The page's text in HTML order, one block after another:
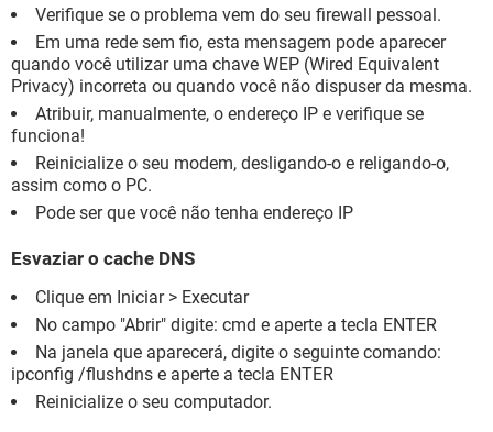
Verifique se o problema vem do seu firewall pessoal.
Em uma rede sem fio, esta mensagem pode aparecer
quando você utilizar uma chave WEP (Wired Equivalent
Privacy) incorreta ou quando você não dispuser da mesma.
Atribuir, manualmente, o endereço IP e verifique se
funciona!
Reinicialize o seu modem, desligando-o e religando-o,
assim como o PC.
Pode ser que você não tenha endereço IP
Esvaziar o cache DNS
Clique em Iniciar > Executar
No campo "Abrir" digite: cmd e aperte a tecla ENTER
Na janela que aparecerá, digite o seguinte comando:
ipconfig /flushdns e aperte a tecla ENTER
Reinicialize o seu computador.